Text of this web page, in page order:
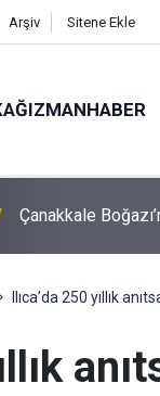
Arşiv Sitene Ekle
Kartal’da minibüs
Ilıca’da 250 yıllık